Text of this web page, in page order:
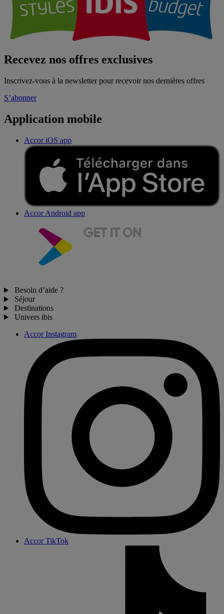
Recevez nos offres exclusives
Inscrivez-vous à la newsletter pour recevoir nos dernières offres
S’abonner
Application mobile
Accor iOS app
Accor Android app
Besoin d’aide ?
Séjour
Destinations
Univers ibis
Accor Instagram
Accor TikTok